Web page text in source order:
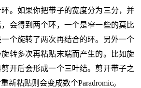
。如果你把带子的宽度分为三分，并
会得到两个环，一个是窄一些的莫比
个旋转了两次再结合的环。另外一个
转多次再粘贴末端而产生的。比如旋
开后会形成一个三叶结。剪开带子之
新粘贴则会变成数个Paradromic。